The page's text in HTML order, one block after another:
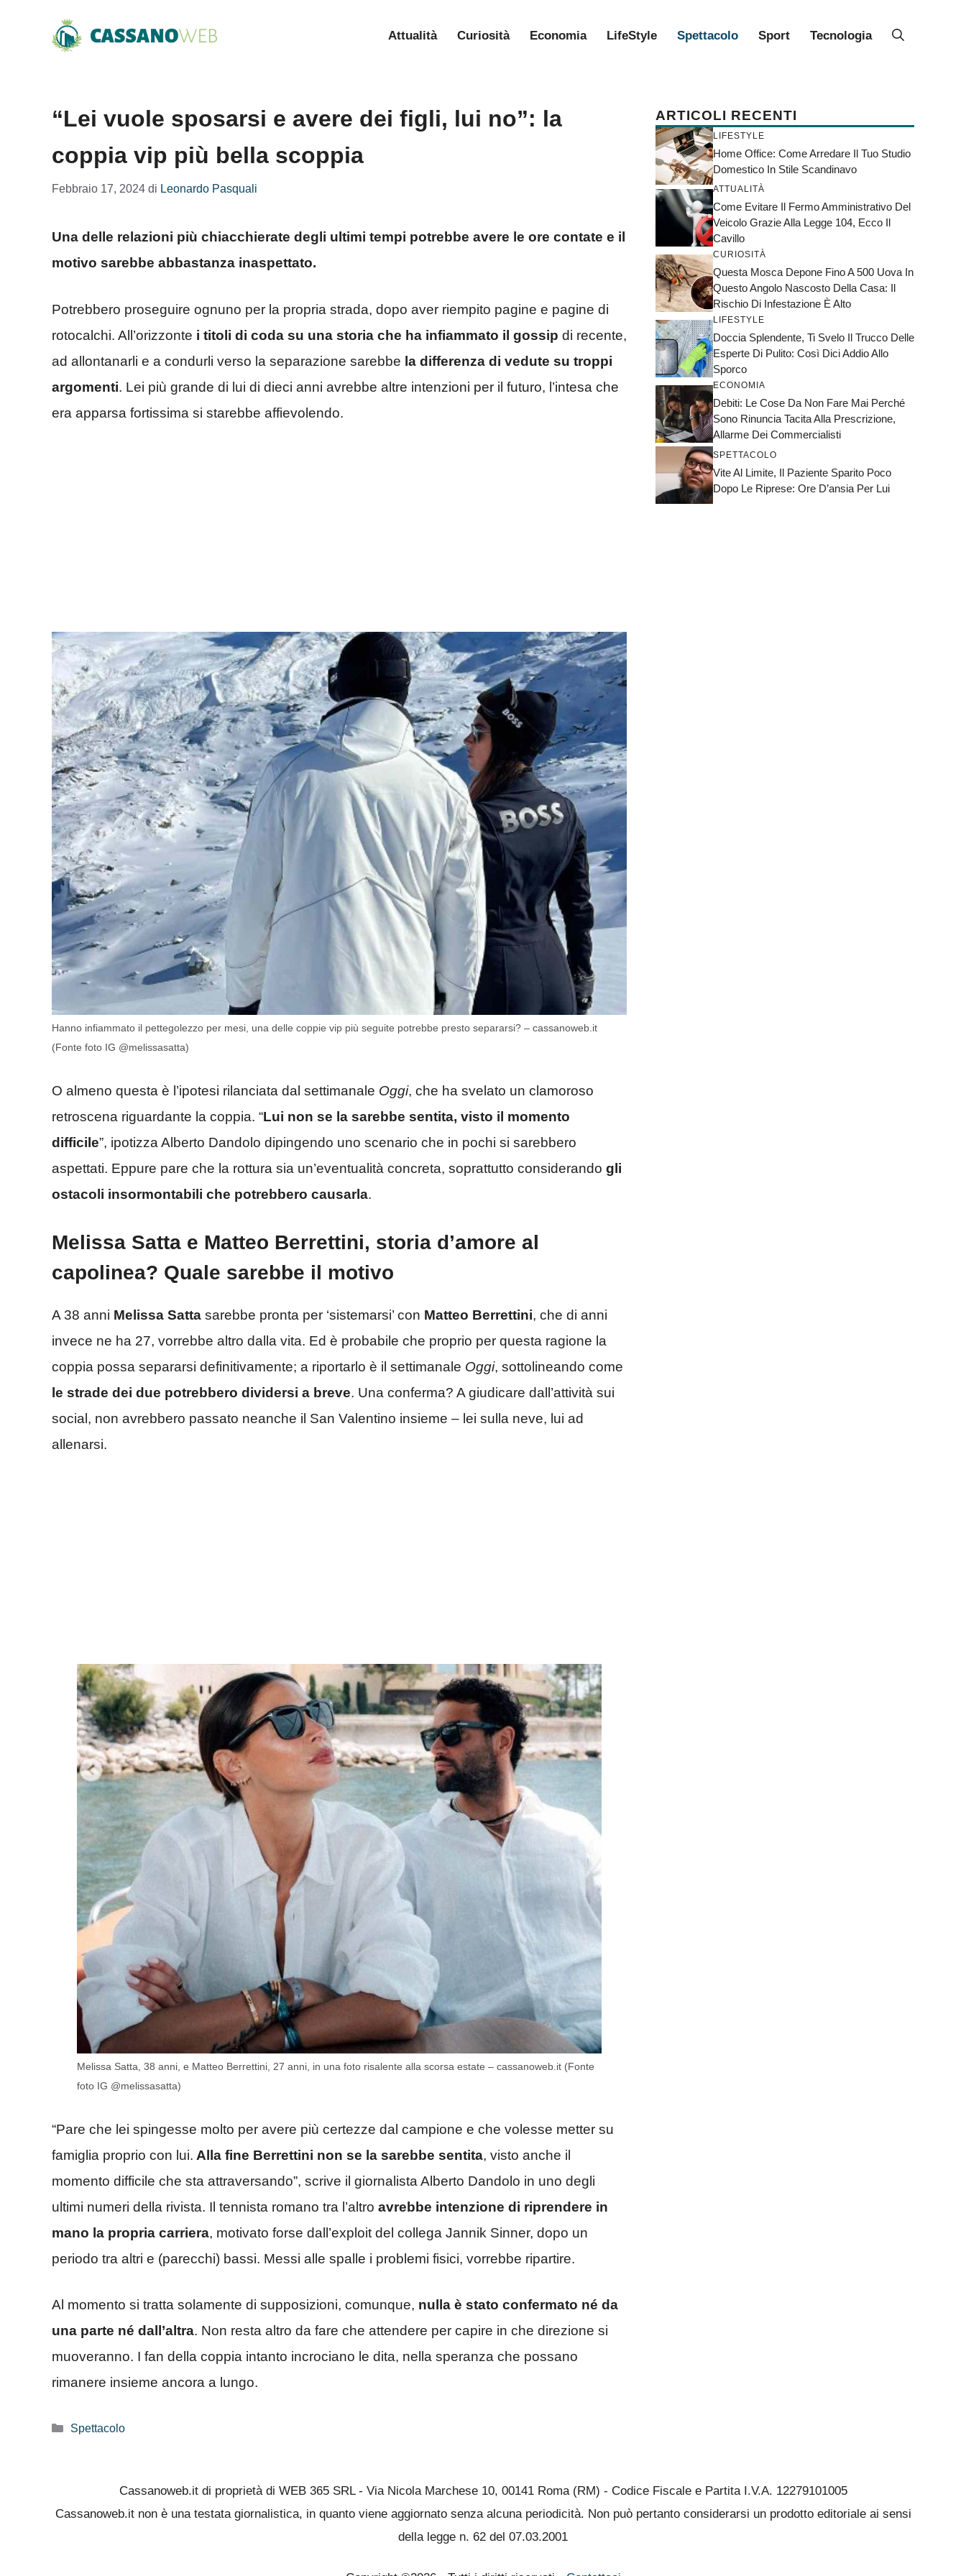
Attualità Curiosità Economia LifeStyle Spettacolo Sport Tecnologia
“Lei vuole sposarsi e avere dei figli, lui no”: la
coppia vip più bella scoppia
Febbraio 17, 2024 di Leonardo Pasquali
Una delle relazioni più chiacchierate degli ultimi tempi potrebbe avere le ore contate e il
motivo sarebbe abbastanza inaspettato.
Potrebbero proseguire ognuno per la propria strada, dopo aver riempito pagine e pagine di
rotocalchi. All’orizzonte i titoli di coda su una storia che ha infiammato il gossip di recente,
ad allontanarli e a condurli verso la separazione sarebbe la differenza di vedute su troppi
argomenti. Lei più grande di lui di dieci anni avrebbe altre intenzioni per il futuro, l’intesa che
era apparsa fortissima si starebbe affievolendo.
Hanno infiammato il pettegolezzo per mesi, una delle coppie vip più seguite potrebbe presto separarsi? – cassanoweb.it
(Fonte foto IG @melissasatta)
O almeno questa è l’ipotesi rilanciata dal settimanale Oggi, che ha svelato un clamoroso
retroscena riguardante la coppia. “Lui non se la sarebbe sentita, visto il momento
difficile”, ipotizza Alberto Dandolo dipingendo uno scenario che in pochi si sarebbero
aspettati. Eppure pare che la rottura sia un’eventualità concreta, soprattutto considerando gli
ostacoli insormontabili che potrebbero causarla.
Melissa Satta e Matteo Berrettini, storia d’amore al
capolinea? Quale sarebbe il motivo
A 38 anni Melissa Satta sarebbe pronta per ‘sistemarsi’ con Matteo Berrettini, che di anni
invece ne ha 27, vorrebbe altro dalla vita. Ed è probabile che proprio per questa ragione la
coppia possa separarsi definitivamente; a riportarlo è il settimanale Oggi, sottolineando come
le strade dei due potrebbero dividersi a breve. Una conferma? A giudicare dall’attività sui
social, non avrebbero passato neanche il San Valentino insieme – lei sulla neve, lui ad
allenarsi.
Melissa Satta, 38 anni, e Matteo Berrettini, 27 anni, in una foto risalente alla scorsa estate – cassanoweb.it (Fonte
foto IG @melissasatta)
“Pare che lei spingesse molto per avere più certezze dal campione e che volesse metter su
famiglia proprio con lui. Alla fine Berrettini non se la sarebbe sentita, visto anche il
momento difficile che sta attraversando”, scrive il giornalista Alberto Dandolo in uno degli
ultimi numeri della rivista. Il tennista romano tra l’altro avrebbe intenzione di riprendere in
mano la propria carriera, motivato forse dall’exploit del collega Jannik Sinner, dopo un
periodo tra altri e (parecchi) bassi. Messi alle spalle i problemi fisici, vorrebbe ripartire.
Al momento si tratta solamente di supposizioni, comunque, nulla è stato confermato né da
una parte né dall’altra. Non resta altro da fare che attendere per capire in che direzione si
muoveranno. I fan della coppia intanto incrociano le dita, nella speranza che possano
rimanere insieme ancora a lungo.
Categorie
Spettacolo
ARTICOLI RECENTI
LIFESTYLE
Home Office: Come Arredare Il Tuo Studio
Domestico In Stile Scandinavo
ATTUALITÀ
Come Evitare Il Fermo Amministrativo Del
Veicolo Grazie Alla Legge 104, Ecco Il
Cavillo
CURIOSITÀ
Questa Mosca Depone Fino A 500 Uova In
Questo Angolo Nascosto Della Casa: Il
Rischio Di Infestazione È Alto
LIFESTYLE
Doccia Splendente, Ti Svelo Il Trucco Delle
Esperte Di Pulito: Così Dici Addio Allo
Sporco
ECONOMIA
Debiti: Le Cose Da Non Fare Mai Perché
Sono Rinuncia Tacita Alla Prescrizione,
Allarme Dei Commercialisti
SPETTACOLO
Vite Al Limite, Il Paziente Sparito Poco
Dopo Le Riprese: Ore D’ansia Per Lui
Cassanoweb.it di proprietà di WEB 365 SRL - Via Nicola Marchese 10, 00141 Roma (RM) - Codice Fiscale e Partita I.V.A. 12279101005
Cassanoweb.it non è una testata giornalistica, in quanto viene aggiornato senza alcuna periodicità. Non può pertanto considerarsi un prodotto editoriale ai sensi
della legge n. 62 del 07.03.2001